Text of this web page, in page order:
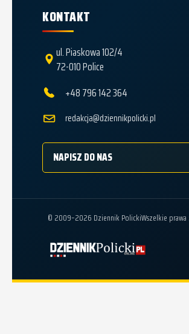
KONTAKT
ul. Piaskowa 102/4
72-010 Police
+48 796 142 364
redakcja@dziennikpolicki.pl
NAPISZ DO NAS
© 2009–2026 Dziennik PolickiWszelkie